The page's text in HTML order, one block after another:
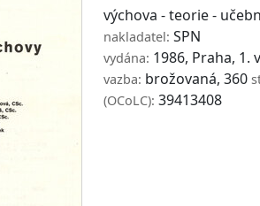
výchova - teorie -
nakladatel: SPN
vydána: 1986, Praha, 1.
vazba: brožovaná, 360
(OCoLC): 39413408